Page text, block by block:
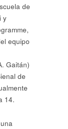
de
y
equipo
Gaitán)
de
14.